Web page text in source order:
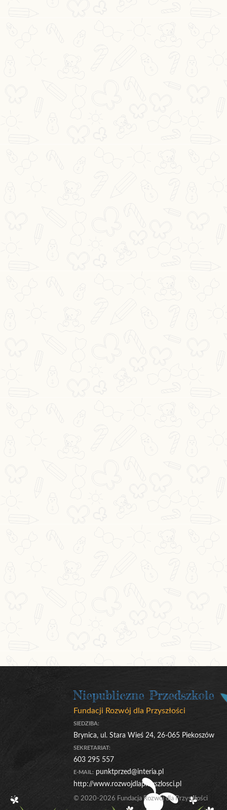
Niepubliczne Przedszkole
Fundacji Rozwój dla Przyszłości
SIEDZIBA:
Brynica, ul. Stara Wieś 24, 26-065 Piekoszów
SEKRETARIAT:
603 295 557
E-MAIL: punktprzed@interia.pl
http://www.rozwojdlaprzyszlosci.pl
© 2020-2026 Fundacja Rozwój dla Przyszłości